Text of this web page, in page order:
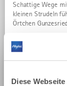
Diese
Schattige Wege
kleinen Strudeln
Örtchen
DISTANZ
7,3 km